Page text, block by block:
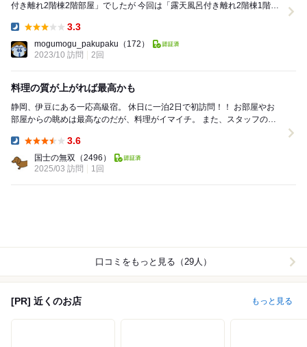
付き離れ2階棟2階部屋」でしたが 今回は「露天風呂付き離れ2階棟1階部
3.3
mogumogu_pakupaku （172）
2023/10 訪問
2回
料理の質が上がれば最高かも
静岡、伊豆にある一応高級宿。 休日に一泊2日で初訪問！！ お部屋やお
部屋からの眺めは最高なのだが、料理がイマイチ。 また、スタッフの方
3.6
国士の無双 （2496）
2025/03 訪問
1回
口コミをもっと見る（29人）
[PR] 近くのお店 もっと見る